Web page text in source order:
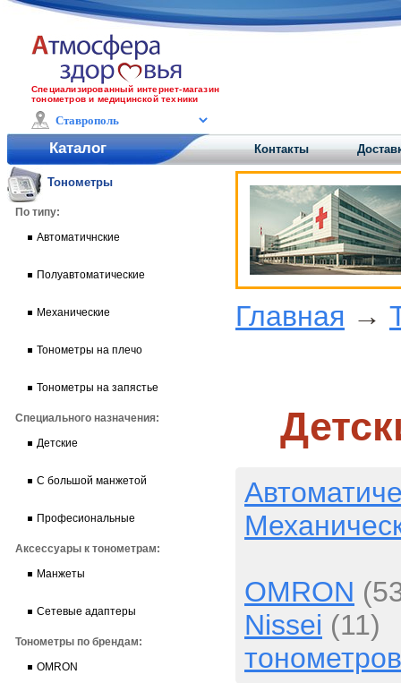
Специализированный интернет-магазин
тонометров и медицинской техники
Каталог Контакты
Тонометры
По типу:
Автоматичнские
Полуавтоматические
Механические
Тонометры на плечо
Тонометры на запястье
Специального назначения:
Детские
С большой манжетой
Професиональные
Аксессуары к тонометрам:
Манжеты
Сетевые адаптеры
Тонометры по брендам:
OMRON
Главная →
OMRON
Nissei (11)
тонометров